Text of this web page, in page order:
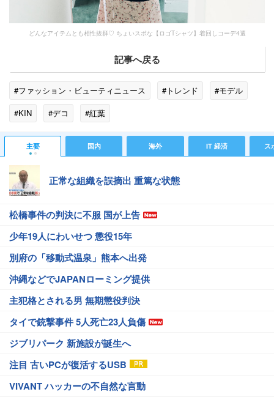
どんなアイテムとも相性抜群♡ ちょいスポな【ロゴTシャツ】着回しコーデ4選
記事へ戻る
#ファッション・ビューティニュース #トレンド
#モデル
#KIN
#デコ #紅葉
主要 国内 海外 IT 経済 ス
正常な組織を誤摘出 重篤な状態
松橋事件の判決に不服 国が上告
少年19人にわいせつ 懲役15年
別府の「移動式温泉」熊本へ出発
沖縄などでJAPANローミング提供
主犯格とされる男 無期懲役判決
タイで銃撃事件 5人死亡23人負傷
ジブリパーク 新施設が誕生へ
注目 古いPCが復活するUSB
VIVANT ハッカーの不自然な言動